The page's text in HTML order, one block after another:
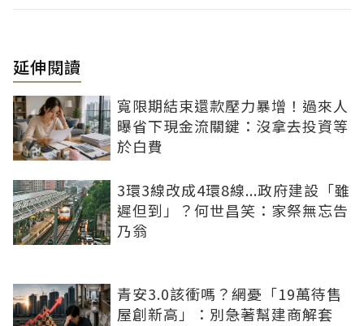
延伸閱讀
寬限期結束還款壓力暴增！過來人
曝省下現金流關鍵：沒拿去投資等
於白費
3環3線改成4環8線...政府建設「雖
遲但到」？何世昌笑：家祭無忘告
乃翁
青安3.0該衝嗎？網憂「19萬待售
屋創新高」：別急著幫建商解套